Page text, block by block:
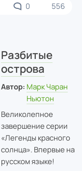
0 556
Разбитые
острова
Автор: Марк Чаран
Ньютон
Великолепное
завершение серии
«Легенды красного
солнца». Впервые на
русском языке!